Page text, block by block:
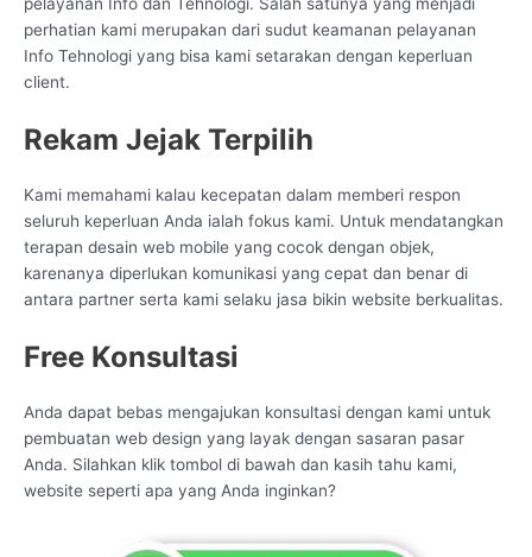
pelayanan Info dan Tehnologi. Salah satunya yang menjadi
perhatian kami merupakan dari sudut keamanan pelayanan
Info Tehnologi yang bisa kami setarakan dengan keperluan
client.
Rekam Jejak Terpilih
Kami memahami kalau kecepatan dalam memberi respon
seluruh keperluan Anda ialah fokus kami. Untuk mendatangkan
terapan desain web mobile yang cocok dengan objek,
karenanya diperlukan komunikasi yang cepat dan benar di
antara partner serta kami selaku jasa bikin website berkualitas.
Free Konsultasi
Anda dapat bebas mengajukan konsultasi dengan kami untuk
pembuatan web design yang layak dengan sasaran pasar
Anda. Silahkan klik tombol di bawah dan kasih tahu kami,
website seperti apa yang Anda inginkan?